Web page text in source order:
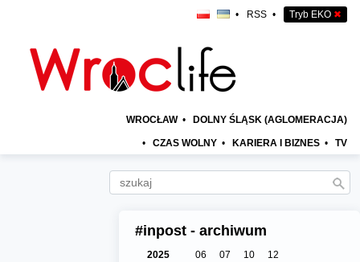
• RSS • Tryb EKO ✖
WROCŁAW • DOLNY ŚLĄSK (AGLOMERACJA)
• CZAS WOLNY • KARIERA I BIZNES • TV
#inpost - archiwum
2025 06 07 10
12